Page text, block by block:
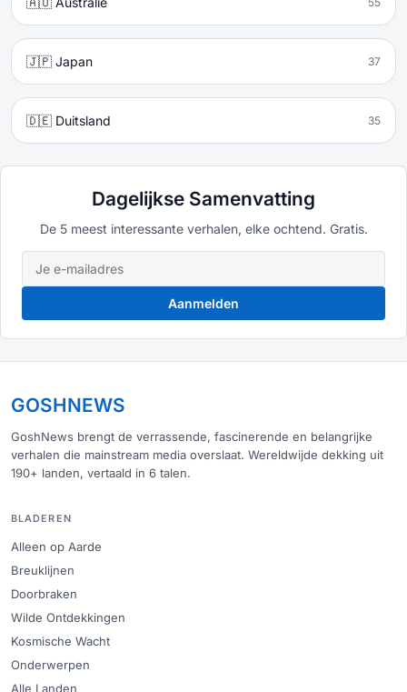
🇯🇵 Japan 37
🇩🇪 Duitsland 35
Dagelijkse Samenvatting
De 5 meest interessante verhalen, elke ochtend. Gratis.
Aanmelden
GOSHNEWS
GoshNews brengt de verrassende, fascinerende en belangrijke
verhalen die mainstream media overslaat. Wereldwijde dekking uit
190+ landen, vertaald in 6 talen.
BLADEREN
Alleen op Aarde
Breuklijnen
Doorbraken
Wilde Ontdekkingen
Kosmische Wacht
Onderwerpen
Alle Landen